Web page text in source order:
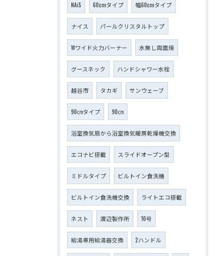
NAiS 60cmタイプ 幅60cmタイプ
ナイス パールクリスタルトップ
Wワイド火力バーナー 水無し両面焼
グースネック ハンドシャワー水栓
越谷市 タカギ サンウェーブ
90㎝タイプ 90㎝
浴室換気扇から浴室換気暖房乾燥機交換
エコナビ搭載 スライドオープン型
ミドルタイプ ビルトイン食洗機
ビルトイン食洗機交換 ライトエコ搭載
ネスト 渡辺製作所 10号
給湯専用給湯器交換 2ハンドル